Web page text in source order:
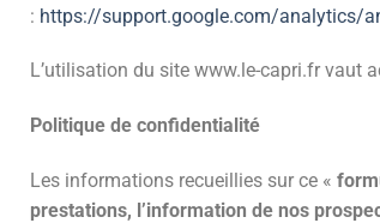
: https://support.google.com/analytics/
L’utilisation du site www.le-capri.fr vaut
Politique de confidentialité
Les informations recueillies sur ce «
prestations, l’information de nos